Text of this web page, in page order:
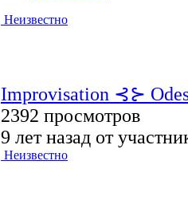
Неизвестно
Improvisation ⊰⊱
2392 просмотров
9 лет назад от
Неизвестно